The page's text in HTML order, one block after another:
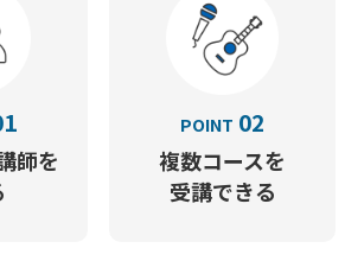
師を
POINT 02
複数コースを
受講できる